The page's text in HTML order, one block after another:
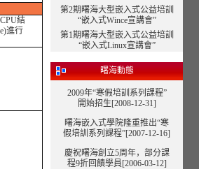
第2期曙海大型嵌入式公益培訓
“嵌入式Wince宣講會”
第1期曙海大型嵌入式公益培訓
“嵌入式Linux宣講會”
曙海動態
2009年“寒假培訓系列課程”
開始招生[2008-12-31]
曙海嵌入式學院隆重推出“寒
假培訓系列課程”[2007-12-16]
慶祝曙海創立5周年，部分課
程9折回饋學員[2006-03-12]
結
進行